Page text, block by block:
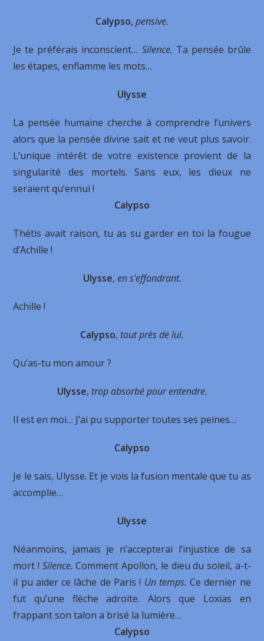
Calypso,pensive.
Je te préférais inconscient… Silence. Ta pensée brûle
les étapes, enflamme les mots…
Ulysse
La pensée humaine cherche à comprendre l’univers
alors que la pensée divine sait et ne veut plus savoir.
L’unique intérêt de votre existence provient de la
singularité des mortels. Sans eux, les dieux ne
seraient qu’ennui !
Calypso
Thétis avait raison, tu as su garder en toi la fougue
d’Achille !
Ulysse, en s’effondrant.
Achille !
Calypso, tout près de lui.
Qu’as-tu mon amour ?
Ulysse, trop absorbé pour entendre.
Il est en moi… J’ai pu supporter toutes ses peines…
Calypso
Je le sais, Ulysse. Et je vois la fusion mentale que tu as
accomplie…
Ulysse
Néanmoins, jamais je n’accepterai l’injustice de sa
mort ! Silence.Comment Apollon, le dieu du soleil, a-t-
il pu aider ce lâche de Paris ! Un temps.Ce dernier ne
fut qu’une flèche adroite. Alors que Loxias en
frappant son talon a brisé la lumière…
Calypso